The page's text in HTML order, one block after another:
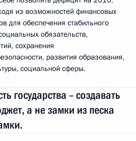
из возможностей финансовых
для обеспечения стабильного
обязательств,
сохранения
развития образования,
социальной сферы.
государства – создавать
а не замки из песка